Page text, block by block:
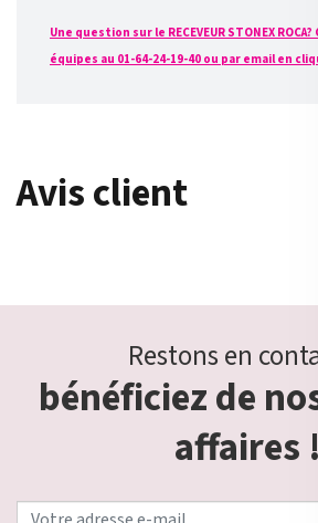
Une question sur le RECEVEUR STONEX
équipes au 01-64-24-19-40 ou par email en
Avis client
Restons en
bénéficiez de
affaires !